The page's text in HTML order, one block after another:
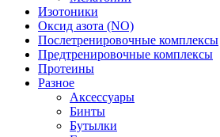
Изотоники
Оксид азота (NO)
Послетренировочные комплексы
Предтренировочные комплексы
Протеины
Разное
Аксессуары
Бинты
Бутылки